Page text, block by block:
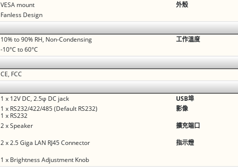
VESA mount 外殼
Fanless Design
10% to 90% RH, Non-Condensing 工作溫度
-10°C to 60°C
CE, FCC
1 x 12V DC, 2.5φ DC jack USB埠
1 x RS232/422/485 (Default RS232)
1 x RS232
影像
2 x Speaker 擴充端口
2 x 2.5 Giga LAN RJ45 Connector 指示燈
1 x Brightness Adjustment Knob